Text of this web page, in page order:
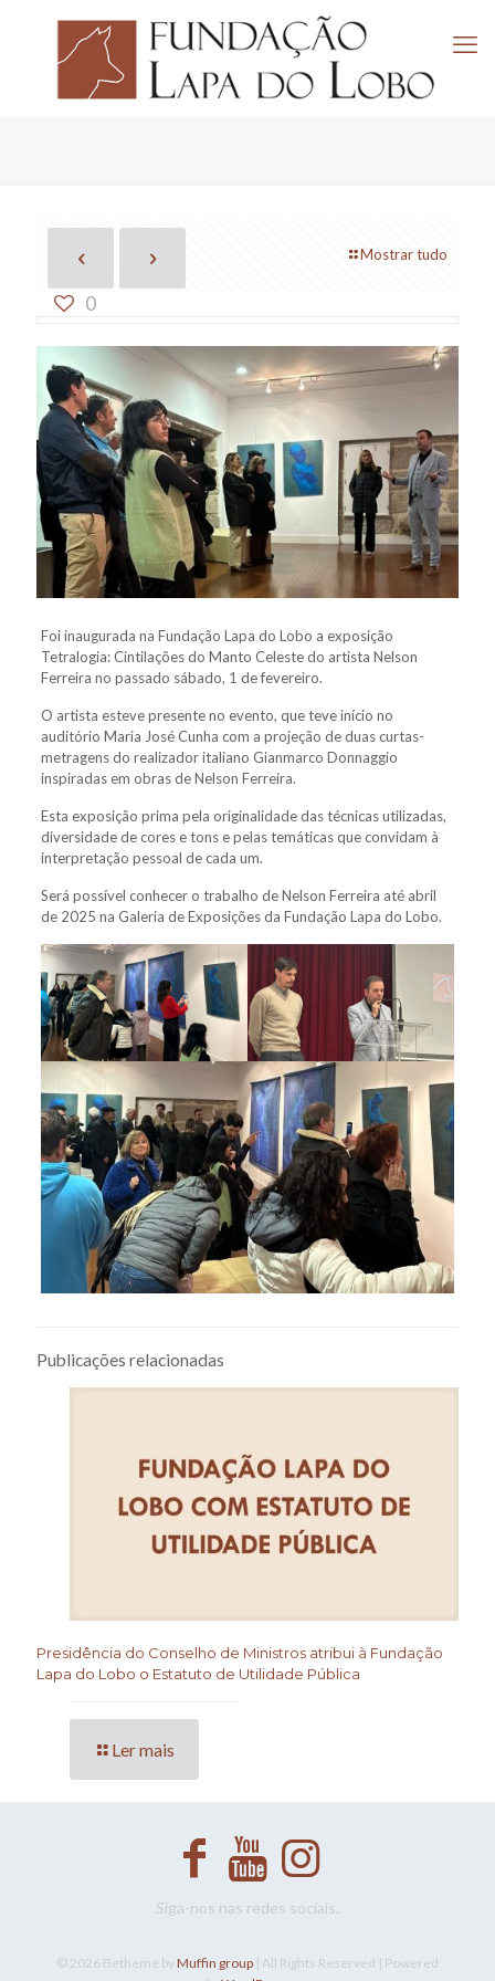
Mostrar tudo
0
Foi inaugurada na Fundação Lapa do Lobo a exposição
Tetralogia: Cintilações do Manto Celeste do artista Nelson
Ferreira no passado sábado, 1 de fevereiro.
O artista esteve presente no evento, que teve início no
auditório Maria José Cunha com a projeção de duas curtas-
metragens do realizador italiano Gianmarco Donnaggio
inspiradas em obras de Nelson Ferreira.
Esta exposição prima pela originalidade das técnicas utilizadas,
diversidade de cores e tons e pelas temáticas que convidam à
interpretação pessoal de cada um.
Será possível conhecer o trabalho de Nelson Ferreira até abril
de 2025 na Galeria de Exposições da Fundação Lapa do Lobo.
Publicações relacionadas
Presidência do Conselho de Ministros atribui à Fundação
Lapa do Lobo o Estatuto de Utilidade Pública
Ler mais
Siga-nos nas redes sociais.
© 2026 Betheme byMuffin group | All Rights Reserved | Powered